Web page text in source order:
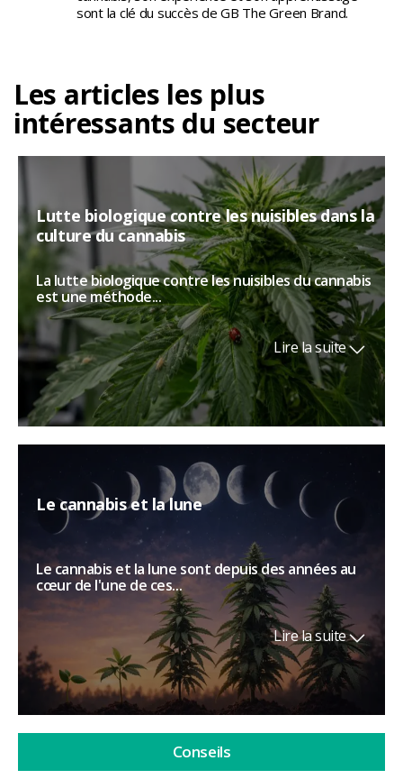
sont la clé du succès de GB The Green Brand.
Les articles les plus
intéressants du secteur
Lutte biologique contre les nuisibles dans la
culture du cannabis
La lutte biologique contre les nuisibles du cannabis
est une méthode...
Lire la suite
Le cannabis et la lune
Le cannabis et la lune sont depuis des années au
cœur de l'une de ces...
Lire la suite
Conseils